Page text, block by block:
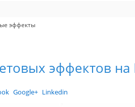
эффекты
эффектов
Google+ Linkedin